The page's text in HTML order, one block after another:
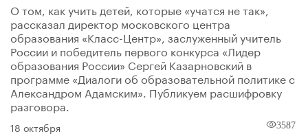
О том, как учить детей, которые «учатся не так»,
рассказал директор московского центра
образования «Класс-Центр», заслуженный учитель
России и победитель первого конкурса «Лидер
образования России» Сергей Казарновский в
программе «Диалоги об образовательной политике с
Александром Адамским». Публикуем расшифровку
разговора.
18 октября 3587